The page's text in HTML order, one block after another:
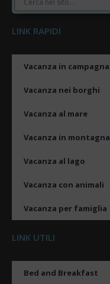
LINK RAPIDI
Vacanza in campagna
Vacanza nei borghi
Vacanza al mare
Vacanza in montagna
Vacanza al lago
Vacanza con animali
Vacanza per famiglia
LINK UTILI
Bed and Breakfast